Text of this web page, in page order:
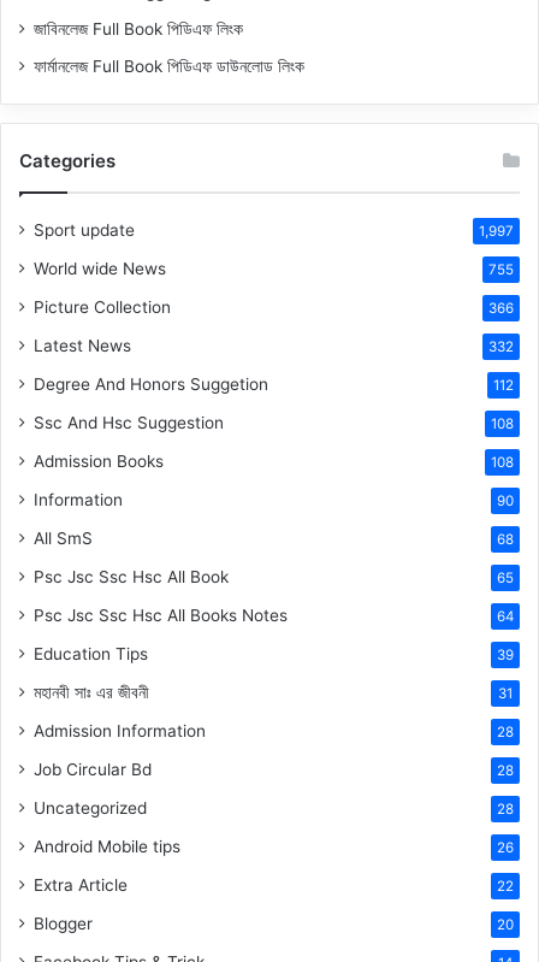
জাবিনলেজ Full Book পিডিএফ লিংক
ফার্মানলেজ Full Book পিডিএফ ডাউনলোড লিংক
Categories
Sport update 1,997
World wide News 755
Picture Collection 366
Latest News 332
Degree And Honors Suggetion 112
Ssc And Hsc Suggestion 108
Admission Books 108
Information 90
All SmS 68
Psc Jsc Ssc Hsc All Book 65
Psc Jsc Ssc Hsc All Books Notes 64
Education Tips 39
মহানবী সাঃ এর জীবনী 31
Admission Information 28
Job Circular Bd 28
Uncategorized 28
Android Mobile tips 26
Extra Article 22
Blogger 20